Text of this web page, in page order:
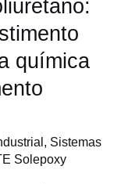
química
, Sistemas
Solepoxy